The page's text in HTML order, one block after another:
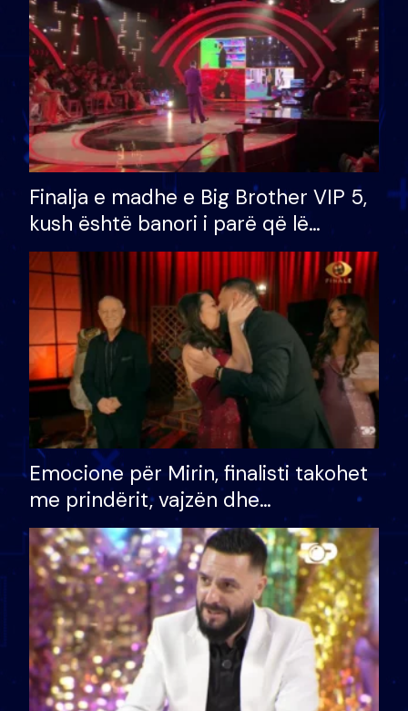
Finalja e madhe e Big Brother VIP 5,
kush është banori i parë që lë
shtëpinë dhe humb mundësinë për
të fituar çmimin e madh
Emocione për Mirin, finalisti takohet
me prindërit, vajzën dhe
bashkëshorten: S’kemi ndonjë letër
divorci apo jo?